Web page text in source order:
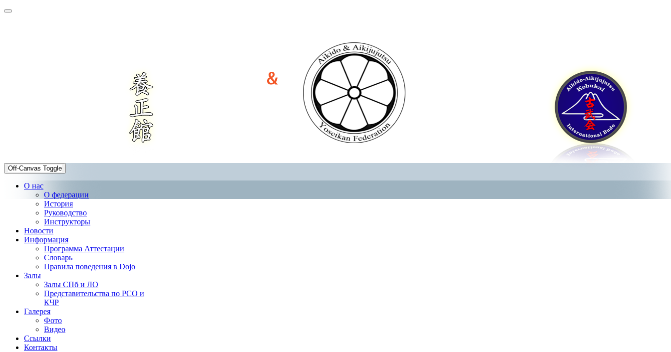
Off-Canvas Toggle
О нас
О федерации
История
Руководство
Инструкторы
Новости
Информация
Программа Аттестации
Словарь
Правила поведения в Dojo
Залы
Залы СПб и ЛО
Представительства по РСО и
КЧР
Галерея
Фото
Видео
Ссылки
Контакты